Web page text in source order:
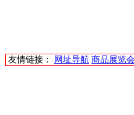
友情链接： 网址导航 商品展览会